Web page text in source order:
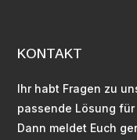
KONTAKT
Ihr habt Fragen zu
passende Lösung für
Dann meldet Euch